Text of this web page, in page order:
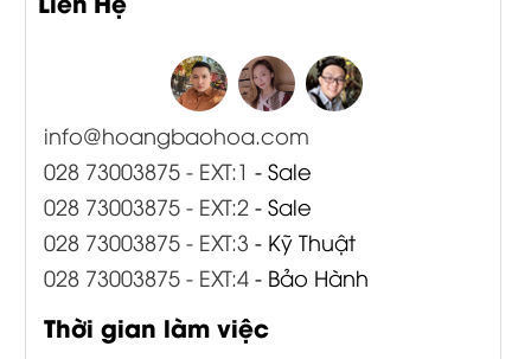
info@hoangbaohoa.com
028 73003875 - EXT:1 - Sale
028 73003875 - EXT:2- Sale
028 73003875 - EXT:3 - Kỹ Thuật
028 73003875 - EXT:4- Bảo Hành
Thời gian làm việc